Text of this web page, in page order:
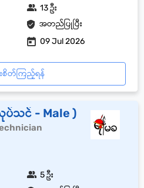
အတည်ပြုပြီး
13 ဦး
09 Jul 2026
စိတ်ကြည့်ရန်
ပ်သင် - Male )
5 ဦး